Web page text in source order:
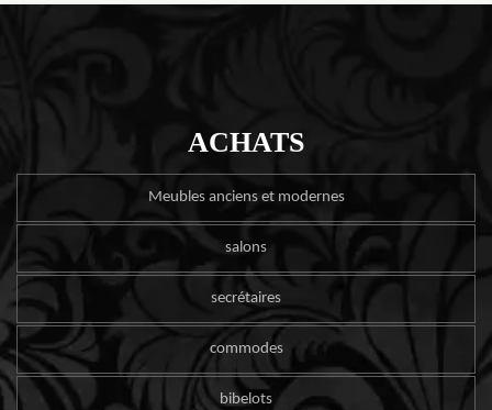
ACHATS
Meubles anciens et modernes
salons
secrétaires
commodes
bibelots